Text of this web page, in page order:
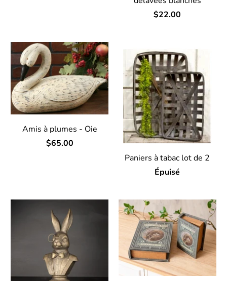
$22.00
Amis à plumes - Oie
$65.00
Paniers à tabac lot de 2
Épuisé